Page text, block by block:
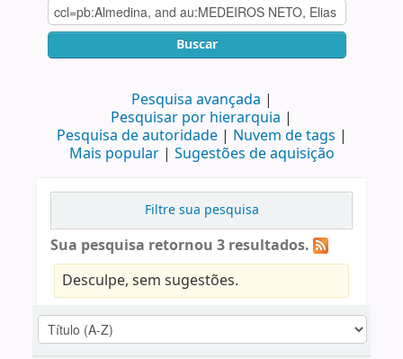
Buscar
Pesquisa avançada
Pesquisar por hierarquia
Pesquisa de autoridade
Nuvem de tags
Mais popular
Sugestões de aquisição
Filtre sua pesquisa
Sua pesquisa retornou 3 resultados.
Desculpe, sem sugestões.